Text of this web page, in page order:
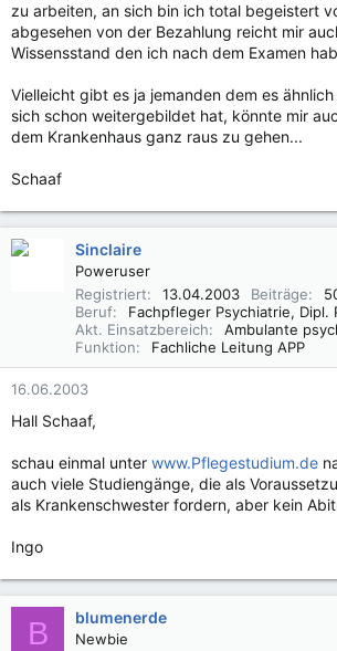
zu arbeiten, an sich bin ich total begeistert
abgesehen von der Bezahlung reicht mir
Wissensstand den ich nach dem Examen
Vielleicht gibt es ja jemanden dem es
sich schon weitergebildet hat, könnte mir
dem Krankenhaus ganz raus zu gehen...
Schaaf
Sinclaire
Poweruser
Registriert
13.04.2003 Beiträge
Beruf
Akt. Einsatzbereich
Ambulante
Funktion
Fachliche Leitung APP
16.06.2003
Hall Schaaf,
schau einmal unter www.Pflegestudium.de
auch viele Studiengänge, die als
als Krankenschwester fordern, aber kein
Ingo
B blumenerde
Newbie